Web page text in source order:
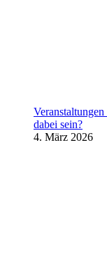
dabei sein?
4. März 2026